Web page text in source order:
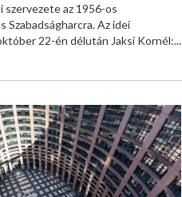
szervezete az 1956-os
Szabadságharcra. Az idei
22-én délután Jaksi Kornél:...